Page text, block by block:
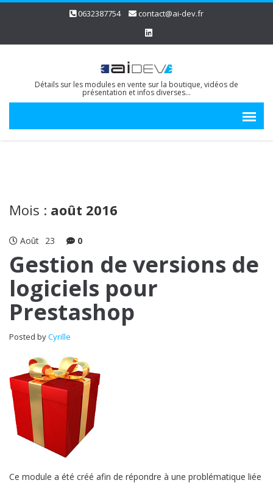
0632387754 contact@ai-dev.fr
Détails sur les modules en vente sur la boutique, vidéos de
présentation et infos diverses…
Mois : août 2016
Août 23 0
Gestion de versions de
logiciels pour
Prestashop
Posted byCyrille
Ce module a été créé afin de répondre à une problématique liée